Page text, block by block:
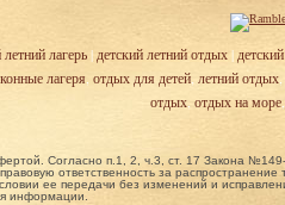
летний лагерь| детский летний отдых|
конные лагеря, отдых для детей, летний отдых,
отдых, отдых на море
Согласно п.1, 2, ч.3, ст. 17 Закона
ответственность за
ее передачи без изменений и
информации.